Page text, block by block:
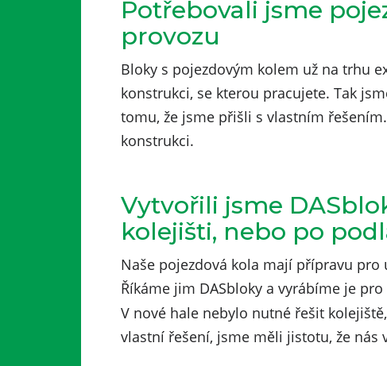
Potřebovali jsme
provozu
Bloky s pojezdovým kolem už na trhu
konstrukci, se kterou pracujete. Tak
tomu, že jsme přišli s vlastním
konstrukci.
Vytvořili jsme
kolejišti, nebo po
Naše pojezdová kola mají přípravu pro
Říkáme jim DASbloky a vyrábíme je
V nové hale nebylo nutné řešit
vlastní řešení, jsme měli jistotu, že